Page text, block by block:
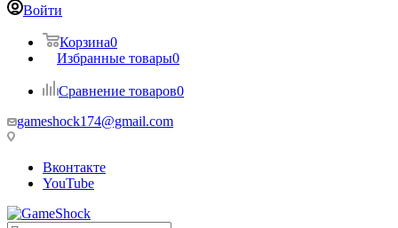
Войти
Корзина0
Избранные товары0
Сравнение товаров0
gameshock174@gmail.com
Вконтакте
YouTube